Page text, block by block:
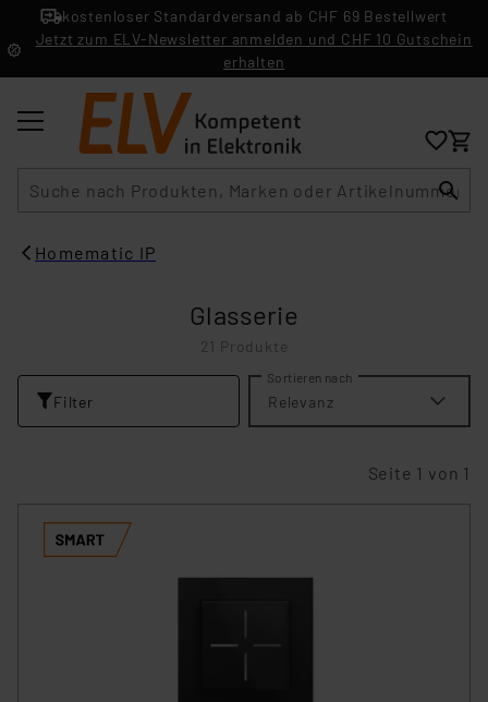
kostenloser Standardversand ab CHF 69 Bestellwert
Jetzt zum ELV-Newsletter anmelden und CHF 10 Gutschein
erhalten
Homematic IP
Glasserie
21 Produkte
Filter
Sortieren nach
Relevanz
Seite 1 von 1